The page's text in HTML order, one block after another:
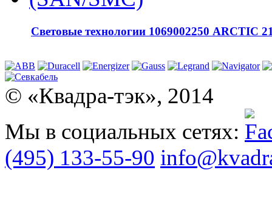
Световые технологии 1069002250 ARCTIC
© «Квадра-тэк», 2014
Мы в социальных сетях:
(495) 133-55-90